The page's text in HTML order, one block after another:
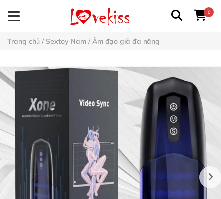
0
Trang chủ / Sextoy Nam / Âm đạo giả đa năng